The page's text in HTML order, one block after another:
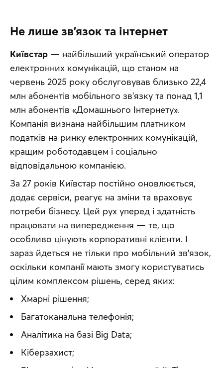
Не лише зв’язок та інтернет
Київстар — найбільший український оператор
електронних комунікацій, що станом на
червень 2025 року обслуговував близько 22,4
млн абонентів мобільного зв’язку та понад 1,1
млн абонентів «Домашнього Інтернету».
Компанія визнана найбільшим платником
податків на ринку електронних комунікацій,
кращим роботодавцем і соціально
відповідальною компанією.
За 27 років Київстар постійно оновлюється,
додає сервіси, реагує на зміни та враховує
потреби бізнесу. Цей рух уперед і здатність
працювати на випередження — те, що
особливо цінують корпоративні клієнти. І
зараз йдеться не тільки про мобільний зв’язок,
оскільки компанії мають змогу користуватись
цілим комплексом рішень, серед яких:
Хмарні рішення;
Багатоканальна телефонія;
Аналітика на базі Big Data;
Кіберзахист;